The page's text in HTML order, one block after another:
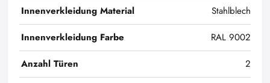
Innenverkleidung Material
Stahlblech
Innenverkleidung Farbe
RAL 9002
Anzahl Türen
2